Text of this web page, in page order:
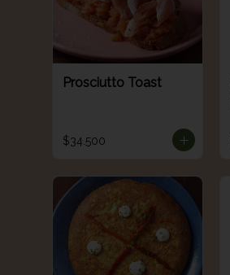
Prosciutto Toast
$34.500